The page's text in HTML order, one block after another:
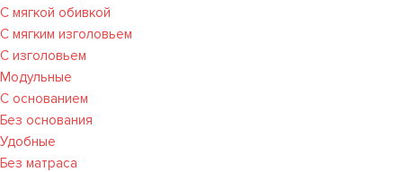
С мягкой обивкой
С мягким изголовьем
С изголовьем
Модульные
С основанием
Без основания
Удобные
Без матраса